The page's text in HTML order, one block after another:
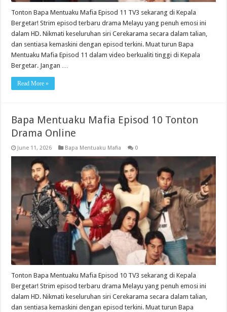
Tonton Bapa Mentuaku Mafia Episod 11 TV3 sekarang di Kepala
Bergetar! Strim episod terbaru drama Melayu yang penuh emosi ini
dalam HD. Nikmati keseluruhan siri Cerekarama secara dalam talian,
dan sentiasa kemaskini dengan episod terkini. Muat turun Bapa
Mentuaku Mafia Episod 11 dalam video berkualiti tinggi di Kepala
Bergetar. Jangan …
Read More »
Bapa Mentuaku Mafia Episod 10 Tonton
Drama Online
June 11, 2026 Bapa Mentuaku Mafia 0
Tonton Bapa Mentuaku Mafia Episod 10 TV3 sekarang di Kepala
Bergetar! Strim episod terbaru drama Melayu yang penuh emosi ini
dalam HD. Nikmati keseluruhan siri Cerekarama secara dalam talian,
dan sentiasa kemaskini dengan episod terkini. Muat turun Bapa